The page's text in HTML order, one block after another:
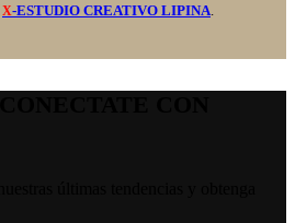
X-ESTUDIO CREATIVO LIPINA